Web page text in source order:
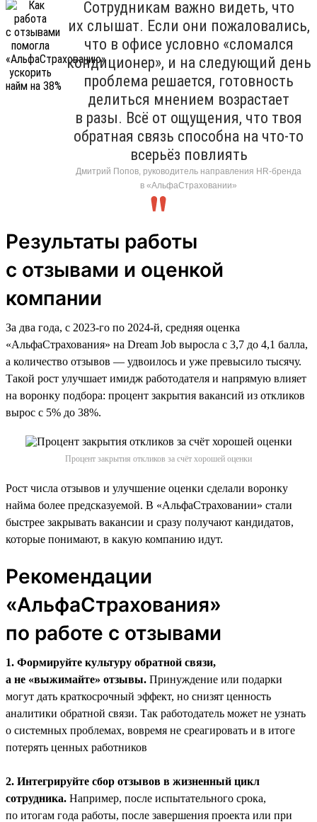
Сотрудникам важно видеть, что
их слышат. Если они пожаловались,
что в офисе условно «сломался
кондиционер», и на следующий день
проблема решается, готовность
делиться мнением возрастает
в разы. Всё от ощущения, что твоя
обратная связь способна на что-то
всерьёз повлиять
Дмитрий Попов, руководитель направления HR-бренда
в «АльфаСтраховании»
Результаты работы
с отзывами и оценкой
компании
За два года, с 2023-го по 2024-й, средняя оценка
«АльфаСтрахования» на Dream Job выросла с 3,7 до 4,1 балла,
а количество отзывов — удвоилось и уже превысило тысячу.
Такой рост улучшает имидж работодателя и напрямую влияет
на воронку подбора: процент закрытия вакансий из откликов
вырос с 5% до 38%.
Процент закрытия откликов за счёт хорошей оценки
Рост числа отзывов и улучшение оценки сделали воронку
найма более предсказуемой. В «АльфаСтраховании» стали
быстрее закрывать вакансии и сразу получают кандидатов,
которые понимают, в какую компанию идут.
Рекомендации
«АльфаСтрахования»
по работе с отзывами
1. Формируйте культуру обратной связи,
а не «выжимайте» отзывы. Принуждение или подарки
могут дать краткосрочный эффект, но снизят ценность
аналитики обратной связи. Так работодатель может не узнать
о системных проблемах, вовремя не среагировать и в итоге
потерять ценных работников
2. Интегрируйте сбор отзывов в жизненный цикл
сотрудника. Например, после испытательного срока,
по итогам года работы, после завершения проекта или при